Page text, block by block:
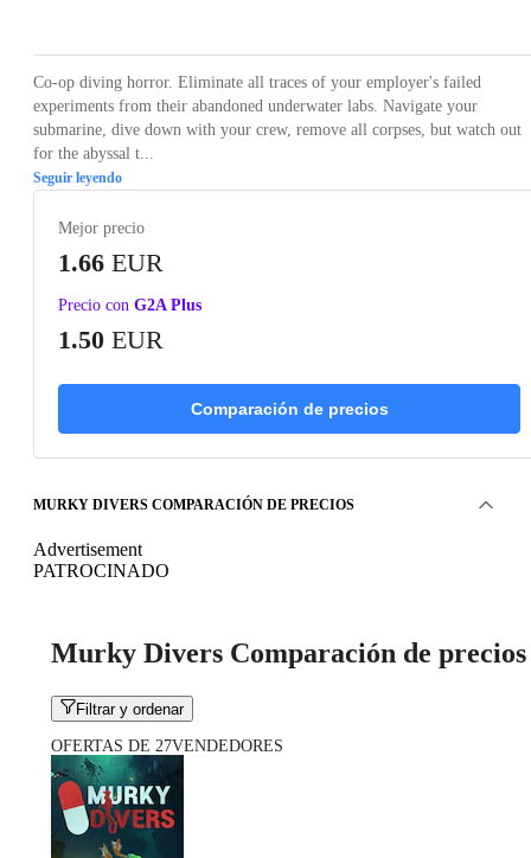
Co-op diving horror. Eliminate all traces of your employer's failed
experiments from their abandoned underwater labs. Navigate your
submarine, dive down with your crew, remove all corpses, but watch out
for the abyssal t...
Seguir leyendo
Mejor precio
1.66 EUR
Precio con G2A Plus
1.50 EUR
Comparación de precios
MURKY DIVERS COMPARACIÓN DE PRECIOS
Advertisement
PATROCINADO
Murky Divers Comparación de precios
Filtrar y ordenar
OFERTAS DE 27VENDEDORES